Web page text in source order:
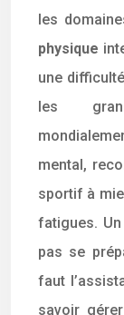
les
physique
une
les
mental,
sportif à
fatigues.
pas se
faut
savoir